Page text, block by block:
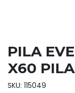
PILA
X60
SKU: 115049